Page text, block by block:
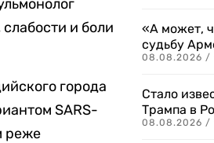
и боли
города
SARS-
реже
«А может,
судьбу
08.08.2026 /
Стало
Трампа в
08.08.2026 /